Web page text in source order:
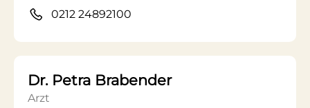
0212 24892100
Dr. Petra Brabender
Arzt